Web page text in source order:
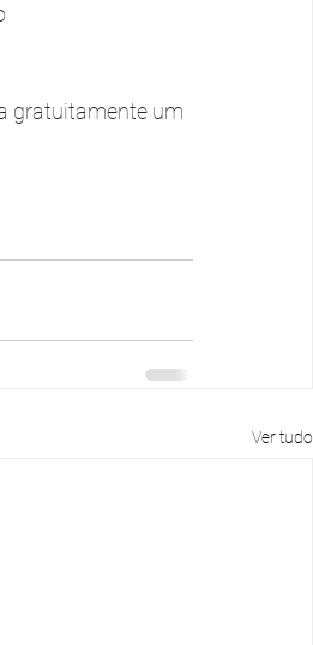
gratuitamente um
Ver tudo